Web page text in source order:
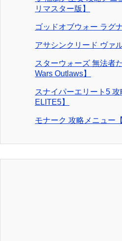
リマスター版】
ゴッドオブウォー ラグ
アサシンクリード ヴァ
スターウォーズ 無法者
Wars Outlaws】
スナイパーエリート5
ELITE5】
モナーク 攻略メニュー